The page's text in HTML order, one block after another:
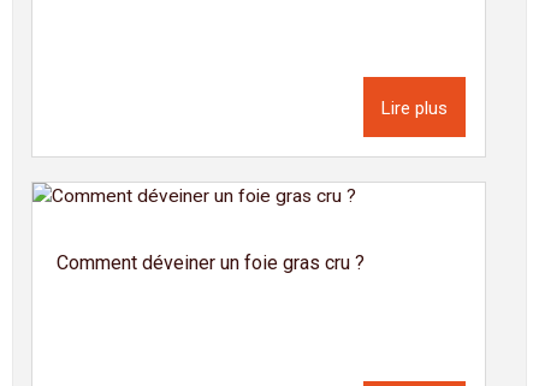
Lire plus
Comment déveiner un foie gras cru ?